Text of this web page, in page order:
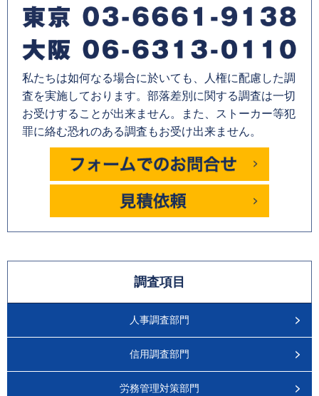
私たちは如何なる場合に於いても、人権に配慮した調
査を実施しております。部落差別に関する調査は一切
お受けすることが出来ません。また、ストーカー等犯
罪に絡む恐れのある調査もお受け出来ません。
調査項目
人事調査部門
信用調査部門
労務管理対策部門